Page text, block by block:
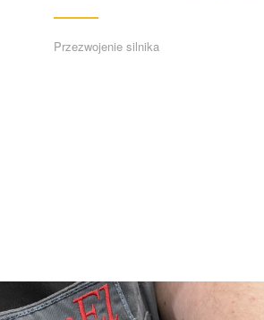
Przezwojenie silnika